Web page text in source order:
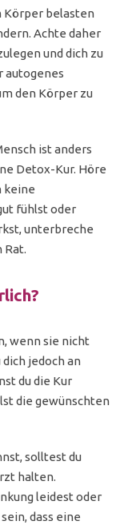
Körper belasten
Achte daher
und dich zu
autogenes
den Körper zu
ist anders
Detox-Kur. Höre
keine
fühlst oder
unterbreche
Rat.
wenn sie nicht
jedoch an
du die Kur
die gewünschten
solltest du
halten.
leidest oder
dass eine